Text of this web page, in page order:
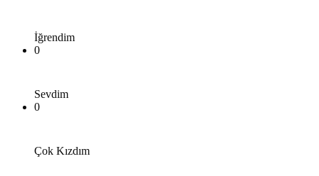
İğrendim
0
Sevdim
0
Çok Kızdım